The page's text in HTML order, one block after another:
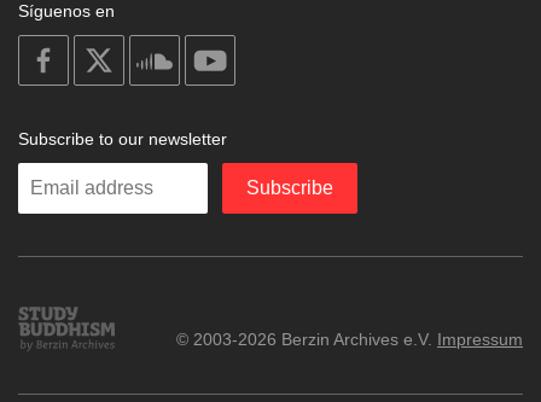
Síguenos en
on
facebook
soundcloud
Subscribe to our newsletter
Enter
Subscribe
Study
Buddhism
© 2003-2026 Berzin Archives e.V. Impressum